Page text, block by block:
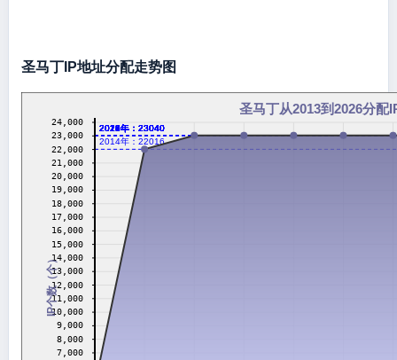
圣马丁IP地址分配走势图
圣马丁从2013到2026分配
2014年：22016
2016年：23040
2017年：23040
2018年：23040
2019年：23040
2020年：23040
2021年：23040
2022年：23040
2023年：23040
2024年：23040
2026年：23040
7,000
8,000
9,000
10,000
11,000
12,000
13,000
14,000
15,000
16,000
17,000
18,000
19,000
20,000
21,000
22,000
23,000
24,000
IP个数（个）